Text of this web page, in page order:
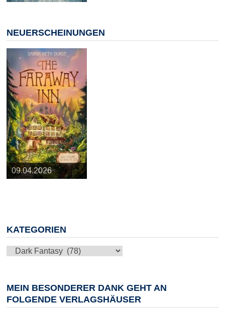
NEUERSCHEINUNGEN
25.03.2026
09.04.2026
20.05.2026
10.06.2026
13.08.2026
KATEGORIEN
Kategorien
MEIN BESONDERER DANK GEHT AN
FOLGENDE VERLAGSHÄUSER